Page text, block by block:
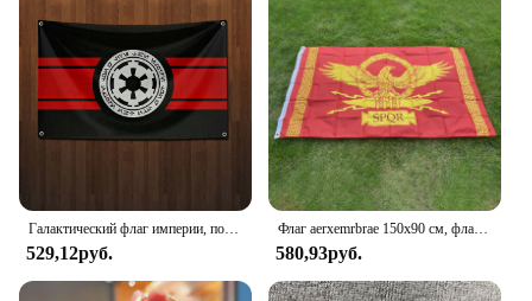
529,12руб.
Флаг aerxemrbrae 150x90 см, флаг Римской империи сената и людей римского происхождения, декоративный баннер для дома
580,93руб.